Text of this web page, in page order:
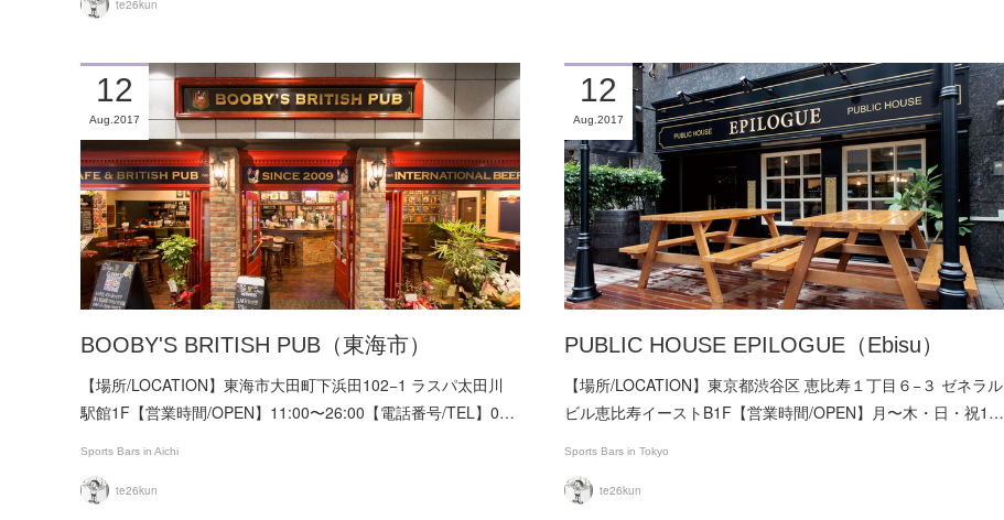
te26kun
BOOBY'S BRITISH PUB（東海市）
【場所/LOCATION】東海市大田町下浜田102−1 ラスパ太田川
駅館1F【営業時間/OPEN】11:00〜26:00【電話番号/TEL】0…
12
Aug 2017
Sports Bars in Aichi
te26kun
PUBLIC HOUSE EPILOGUE（Ebisu）
【場所/LOCATION】東京都渋谷区 恵比寿１丁目６−３ ゼネラル
ビル恵比寿イーストB1F【営業時間/OPEN】月〜木・日・祝1…
12
Aug 2017
Sports Bars in Tokyo
te26kun